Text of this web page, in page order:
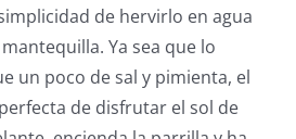
de hervirlo en agua
Ya sea que lo
un poco de sal y pimienta, el
de disfrutar el sol de